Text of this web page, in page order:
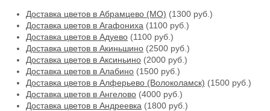
Доставка цветов в Абрамцево (МО) (1300 руб.)
Доставка цветов в Агафониха (1100 руб.)
Доставка цветов в Адуево (1100 руб.)
Доставка цветов в Акиньшино (2500 руб.)
Доставка цветов в Аксиньино (2000 руб.)
Доставка цветов в Алабино (1500 руб.)
Доставка цветов в Алферьево (Волоколамск) (1500 руб.)
Доставка цветов в Ангелово (4000 руб.)
Доставка цветов в Андреевка (1800 руб.)